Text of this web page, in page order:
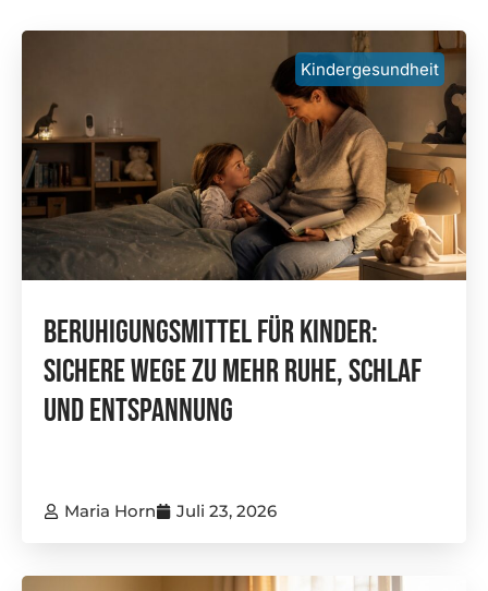
Kindergesundheit
Beruhigungsmittel Für Kinder:
Sichere Wege Zu Mehr Ruhe, Schlaf
Und Entspannung
Maria Horn Juli 23, 2026